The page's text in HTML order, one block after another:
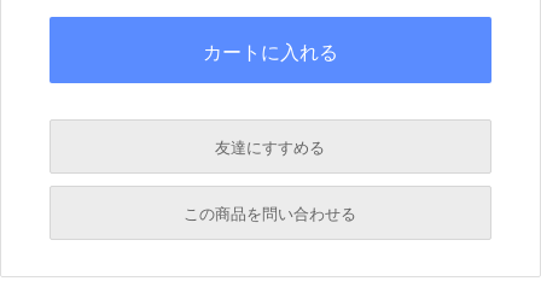
友達にすすめる
必須
この商品を問い合わせる